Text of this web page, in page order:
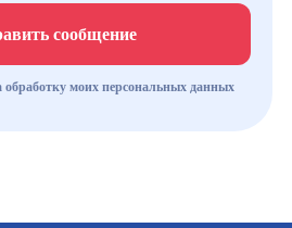
Отправить сообщение
обработку моих персональных данных